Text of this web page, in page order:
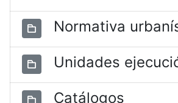
Normativa
Unidades
Catálogos